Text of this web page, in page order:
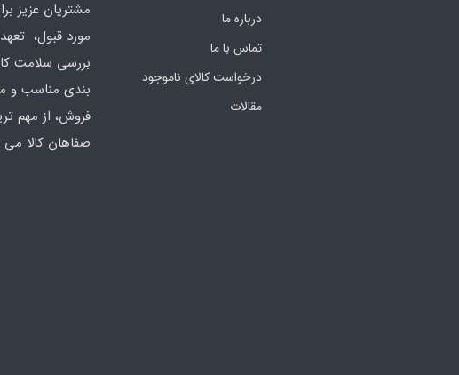
درباره ما
تماس با ما
درخواست کالای ناموجود
مقالات
مشتریان عزیز
مورد قبول،
بررسی سلامت
بندی مناسب و
فروش، از مهم
صفاهان کالا می